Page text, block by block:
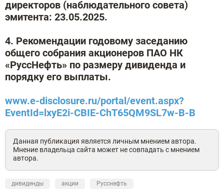
директоров (наблюдательного совета)
эмитента: 23.05.2025.
4. Рекомендации годовому заседанию
общего собрания акционеров ПАО НК
«РуссНефть» по размеру дивиденда и
порядку его выплаты.
www.e-disclosure.ru/portal/event.aspx?
EventId=lxyE2i-CBIE-ChT65QM9SL7w-B-B
Данная публикация является личным мнением автора.
Мнение владельца сайта может не совпадать с мнением
автора.
дивиденды акции Русснефть